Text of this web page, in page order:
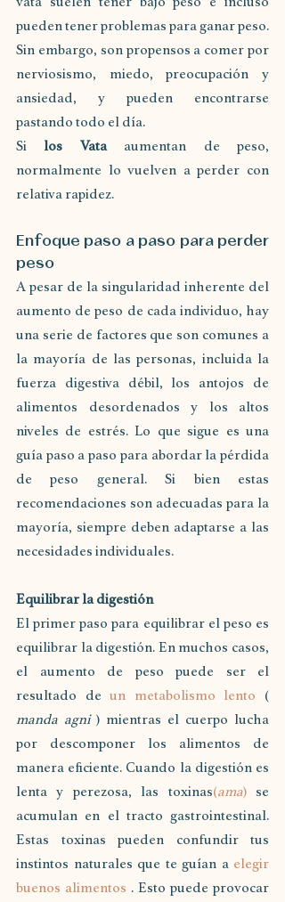
pueden tener problemas para ganar peso.
Sin embargo, son propensos a comer por
nerviosismo, miedo, preocupación y
ansiedad, y pueden encontrarse
pastando todo el día.
Si los Vata aumentan de peso,
normalmente lo vuelven a perder con
relativa rapidez.
Enfoque paso a paso para perder
peso
A pesar de la singularidad inherente del
aumento de peso de cada individuo, hay
una serie de factores que son comunes a
la mayoría de las personas, incluida la
fuerza digestiva débil, los antojos de
alimentos desordenados y los altos
niveles de estrés. Lo que sigue es una
guía paso a paso para abordar la pérdida
de peso general. Si bien estas
recomendaciones son adecuadas para la
mayoría, siempre deben adaptarse a las
necesidades individuales.
Equilibrar la digestión
El primer paso para equilibrar el peso es
equilibrar la digestión. En muchos casos,
el aumento de peso puede ser el
resultado de un metabolismo lento
manda agni ) mientras el cuerpo lucha
por descomponer los alimentos de
manera eficiente. Cuando la digestión es
lenta y perezosa, las toxinas(ama) se
acumulan en el tracto gastrointestinal.
Estas toxinas pueden confundir tus
instintos naturales que te guían a elegir
buenos alimentos . Esto puede provocar